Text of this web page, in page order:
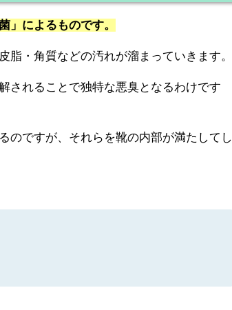
」によるものです。
脂・角質などの汚れが溜まっていきます。
されることで独特な悪臭となるわけです
のですが、それらを靴の内部が満たしてし